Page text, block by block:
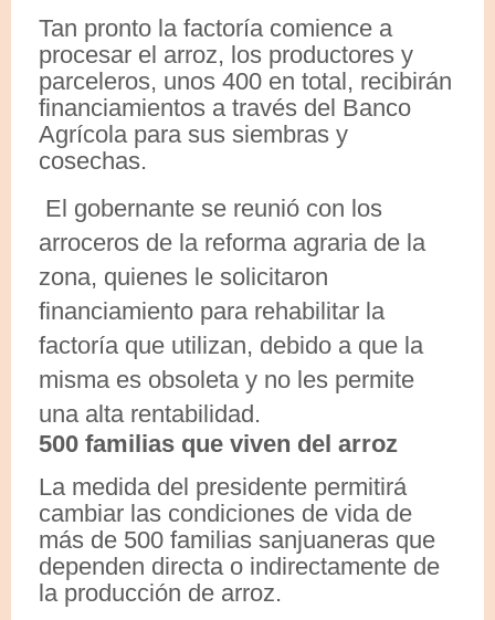
Tan pronto la factoría comience a
procesar el arroz, los productores y
parceleros, unos 400 en total, recibirán
financiamientos a través del Banco
Agrícola para sus siembras y
cosechas.
El gobernante se reunió con los
arroceros de la reforma agraria de la
zona, quienes le solicitaron
financiamiento para rehabilitar la
factoría que utilizan, debido a que la
misma es obsoleta y no les permite
una alta rentabilidad.
500 familias que viven del arroz
La medida del presidente permitirá
cambiar las condiciones de vida de
más de 500 familias sanjuaneras que
dependen directa o indirectamente de
la producción de arroz.